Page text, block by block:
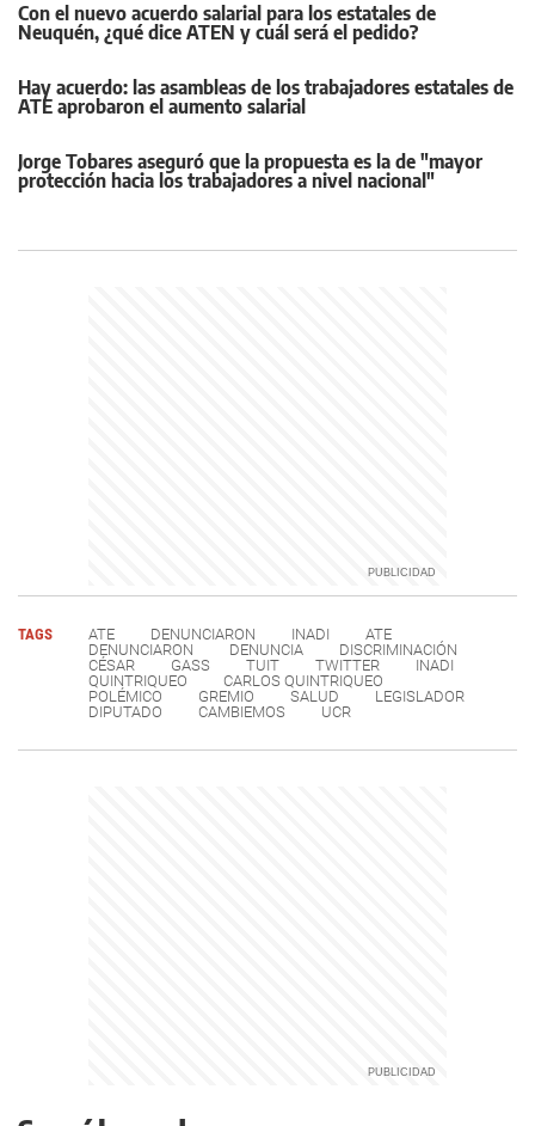
Con el nuevo acuerdo salarial para los estatales de
Neuquén, ¿qué dice ATEN y cuál será el pedido?
Hay acuerdo: las asambleas de los trabajadores estatales de
ATE aprobaron el aumento salarial
Jorge Tobares aseguró que la propuesta es la de "mayor
protección hacia los trabajadores a nivel nacional"
TAGS ATE DENUNCIARON INADI
ATE
DENUNCIARON
DENUNCIA
DISCRIMINACIÓN
CÉSAR
GASS TUIT TWITTER
INADI
QUINTRIQUEO
CARLOS QUINTRIQUEO
POLÉMICO
GREMIO SALUD
LEGISLADOR
DIPUTADO
CAMBIEMOS UCR